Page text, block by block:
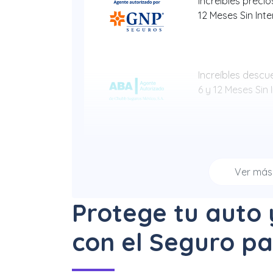
12 Meses Sin
Increíbles
6 y 12 Meses Sin
Increíbles
12 Meses Sin
Ver
Protege tu auto
con el Seguro